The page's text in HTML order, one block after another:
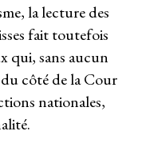
la lecture des
fait toutefois
qui, sans aucun
côté de la Cour
nationales,